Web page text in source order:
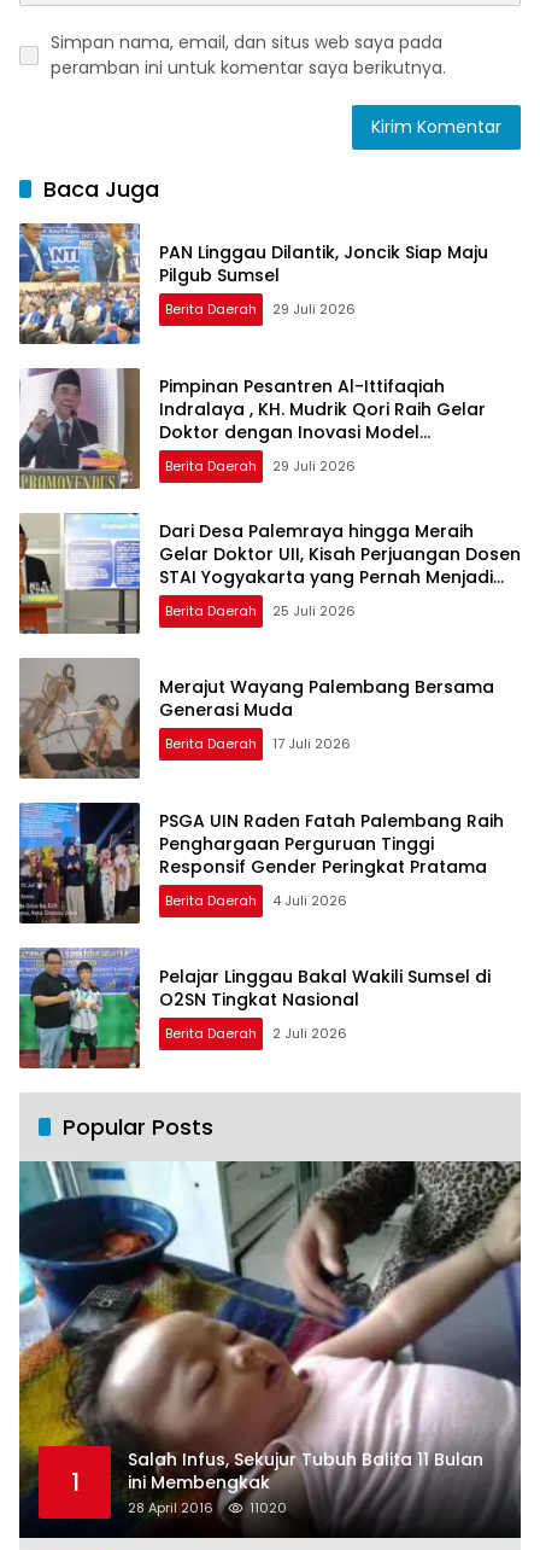
Simpan nama, email, dan situs web saya pada
peramban ini untuk komentar saya berikutnya.
Baca Juga
PAN Linggau Dilantik, Joncik Siap Maju
Pilgub Sumsel
Berita Daerah 29 Juli 2026
Pimpinan Pesantren Al-Ittifaqiah
Indralaya , KH. Mudrik Qori Raih Gelar
Doktor dengan Inovasi Model
Pembelajaran Nagham Al-Qur’an di UMM
Berita Daerah 29 Juli 2026
Dari Desa Palemraya hingga Meraih
Gelar Doktor UII, Kisah Perjuangan Dosen
STAI Yogyakarta yang Pernah Menjadi
Driver Taksi Online
Berita Daerah 25 Juli 2026
Merajut Wayang Palembang Bersama
Generasi Muda
Berita Daerah 17 Juli 2026
PSGA UIN Raden Fatah Palembang Raih
Penghargaan Perguruan Tinggi
Responsif Gender Peringkat Pratama
Berita Daerah 4 Juli 2026
Pelajar Linggau Bakal Wakili Sumsel di
O2SN Tingkat Nasional
Berita Daerah 2 Juli 2026
Popular Posts
1
Salah Infus, Sekujur Tubuh Balita 11 Bulan
ini Membengkak
28 April 2016 11020